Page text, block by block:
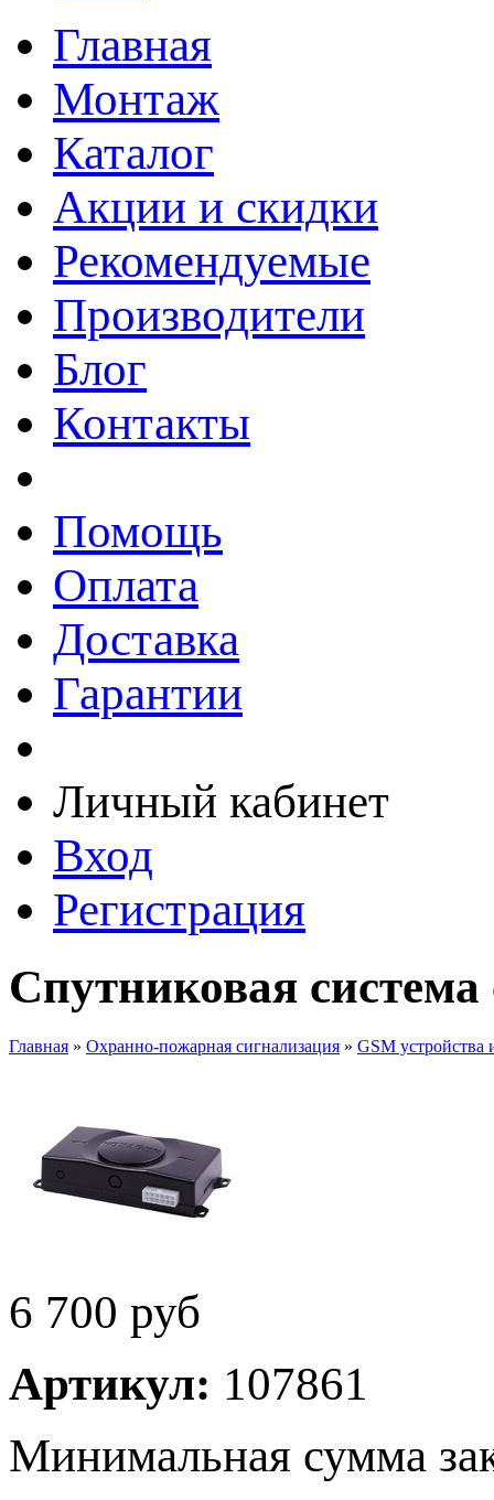
Главная
Монтаж
Каталог
Акции и скидки
Рекомендуемые
Производители
Блог
Контакты
Помощь
Оплата
Доставка
Гарантии
Личный кабинет
Вход
Регистрация
Спутниковая
Главная » Охранно-пожарная сигнализация » GSM устройства
6 700 руб
Артикул: 107861
Минимальная сумма